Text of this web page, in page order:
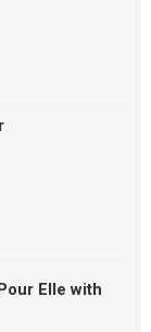
Elle with